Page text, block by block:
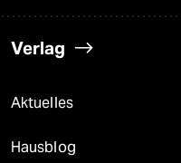
Verlag
Aktuelles
Hausblog